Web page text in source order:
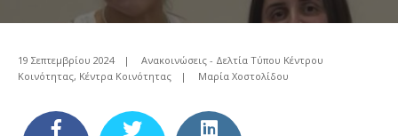
19 Σεπτεμβρίου 2024 |
Ανακοινώσεις - Δελτία Τύπου Κέντρου
Κοινότητας, Κέντρα Κοινότητας | Μαρία Χοστολίδου